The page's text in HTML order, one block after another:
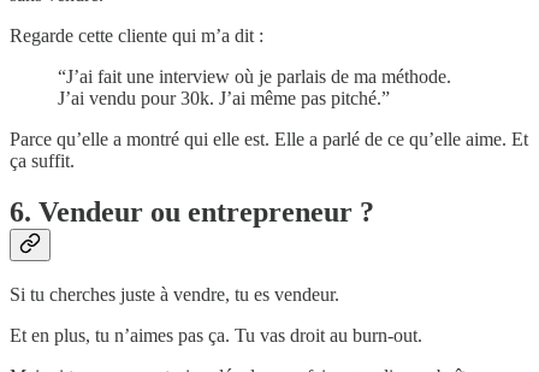
Regarde cette cliente qui m’a dit :
“J’ai fait une interview où je parlais de ma méthode.
J’ai vendu pour 30k. J’ai même pas pitché.”
Parce qu’elle a montré qui elle est. Elle a parlé de ce qu’elle aime. Et
ça suffit.
6. Vendeur ou entrepreneur ?
Si tu cherches juste à vendre, tu es vendeur.
Et en plus, tu n’aimes pas ça. Tu vas droit au burn-out.